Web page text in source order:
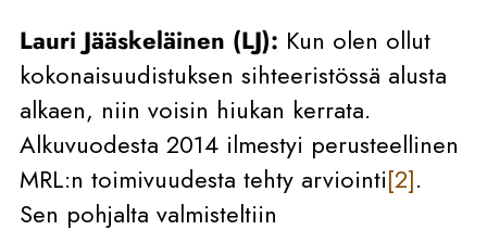
Lauri Jääskeläinen (LJ): Kun olen ollut
kokonaisuudistuksen sihteeristössä alusta
alkaen, niin voisin hiukan kerrata.
Alkuvuodesta 2014 ilmestyi perusteellinen
MRL:n toimivuudesta tehty arviointi[2].
Sen pohjalta valmisteltiin